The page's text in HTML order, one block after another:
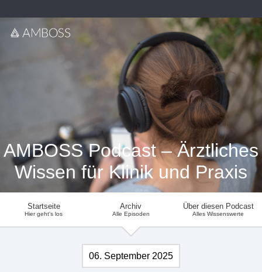
AMBOSS Podcast – Ärztliches
Wissen für Klinik und Praxis
Startseite
Hier geht's los
Archiv
Alle Episoden
Über diesen Podcast
Alles Wissenswerte
06. September 2025